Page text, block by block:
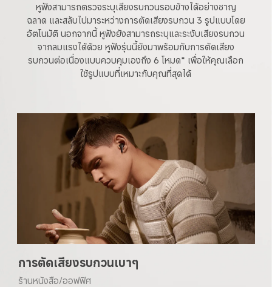
หูฟังสามารถตรวจระบุเสียงรบกวนรอบข้างได้อย่างชาญ
ฉลาด และสลับไปมาระหว่างการตัดเสียงรบกวน 3 รูปแบบโดย
อัตโนมัติ นอกจากนี้ หูฟังยังสามารถระบุและระงับเสียงรบกวน
จากลมแรงได้ด้วย หูฟังรุ่นนี้ยังมาพร้อมกับการตัดเสียง
รบกวนต่อเนื่องแบบควบคุมเองถึง 6 โหมด* เพื่อให้คุณเลือก
ใช้รูปแบบที่เหมาะกับคุณที่สุดได้
การตัดเสียงรบกวนเบาๆ
ร้านหนังสือ/ออฟฟิศ